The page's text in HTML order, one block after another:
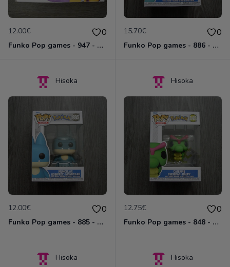
12.00€ 0
Funko Pop games - 947 - Capumain.
15.70€ 0
Funko Pop games - 886 - Moustillon
Hisoka
12.00€ 0
Funko Pop games - 885 - Goinfrex
Hisoka
12.75€ 0
Funko Pop games - 848 - Chenipan
Hisoka Hisoka